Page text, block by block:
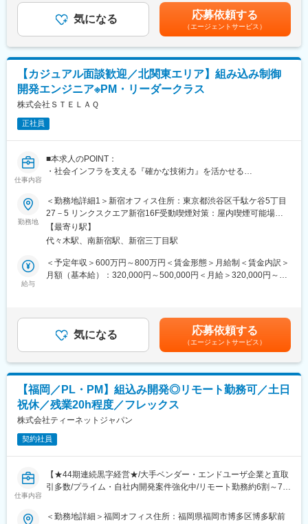
変更の範囲：会社の定める業務
■業務内容
自動車を中心とした製造業のお客様プロジェクトにおいて、上流
技術的な判断を行いながら、チームの品質・進捗・成果を管理
し、
お客様と共に最適なソリューションを形にしていくポジションで
す。
プロジェクトリーダーとして、新卒社員や外部パートナーを含む
チームを統率し、
育成・マネジメントを行いながら、自身も開発の第一線でご活躍
していただきます。
＜自動車関連＞
・ADAS（先進運転支援システム）の開発
・未来のモビリティ開発
・車内の検知システム
他多数
＜主な使用言語＞
・C言語,C++,モデル言語
（Matlab/Simulink）,C#,Java,Python,Cobolなど
変更の範囲：会社の定める業務
くまでも目安の金額であり、選考を通じて上下する可能性があり
ます。月給(月額)は固定手当を含めた表記です。
気になる 応募依頼する
（エージェントサービス）
【カジュアル面談歓迎／北関東エリア】組み込み制御
開発エンジニア※PM・リーダークラス
株式会社ＳＴＥＬＡＱ
正社員
仕事内容
■本求人のPOINT：
・社会インフラを支える『確かな技術力』を活かせる
る領域で高品質な組み込み開発に関われる
・エンジニアファーストの開発環境。
－フロントでお客様と折衝が可能なチームリーダーの需要が高
く、入社いただいた方を中心にチームを作ることが可能
・拡大フェーズでリーダーとして活躍できる
－事業成長期の今、マネジメントや若手育成、プロセス改善を通
じて、チームづくりや組織拡大に主体的に関わることできる
■業務内容
「技術と人を動かす、組み込み開発のリーダーへ。」
お客様プロジェクトの組み込み制御開発をお任せします。
主に上流工程から開発全体をリードしていただきます。
技術的な判断を行いながら、チームの品質・進捗・成果を管理
し、お客様と共に
最適なソリューションを形にしていくポジションです。
ご経験に応じ、プロジェクトリーダーとして新卒社員や外部パー
トナーを含むチームを統率し、
育成・マネジメントを行いながら、自身も開発の第一線でご活躍
していただきます。
【組み込み制御開発のプロジェクト例】
勤務地
＜勤務地詳細1＞新宿オフィス住所：東京都渋谷区千駄ケ谷5丁目
27－5 リンクスクエア新宿16F受動喫煙対策：屋内喫煙可能場所
あり＜勤務地詳細2＞常駐先（栃木、茨城、群馬）住所：主に栃木
県、茨城県、群馬県を予定を予定 受動喫煙対策：その他（常駐先
トワーク含む）
【最寄り駅】
代々木駅、南新宿駅、新宿三丁目駅
給与
＜予定年収＞600万円～800万円＜賃金形態＞月給制＜賃金内訳＞
月額（基本給）：320,000円～500,000円＜月給＞320,000円～
くまでも目安の金額であり、選考を通じて上下する可能性があり
ます。月給(月額)は固定手当を含めた表記です。
気になる 応募依頼する
（エージェントサービス）
【福岡／PL・PM】組込み開発◎リモート勤務可／土日
祝休／残業20h程度／フレックス
株式会社ティーネットジャパン
契約社員
仕事内容
【★44期連続黒字経営★/大手ベンダー・エンドユーザ企業と直取
引多数/プライム・自社内開発案件強化中/リモート勤務約6割～7割
13.7日/年間休日120日以上/完全週休2日制】
＜勤務地詳細＞福岡オフィス住所：福岡県福岡市博多区博多駅前